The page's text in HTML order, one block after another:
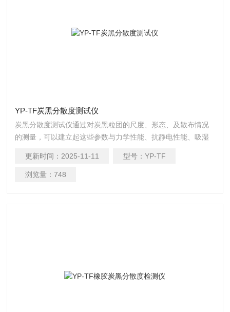
YP-TF炭黑分散度测试仪
炭黑分散度测试仪通过对炭黑粒团的尺度、形态、及散布情况
的测量，可以建立起这些参数与力学性能、抗静电性能、吸湿
更新时间： 2025-11-11 型号： YP-TF
浏览量： 748